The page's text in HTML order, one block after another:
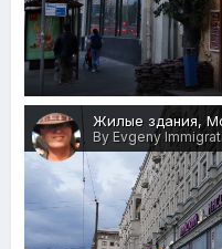
By Evgeny